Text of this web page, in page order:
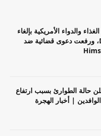
والدواء الأمريكية بإلغاء
عقار Duchenne، ورفعت دعوى قضائية ضد
حالة الطوارئ بسبب ارتفاع
| أخبار الهجرة